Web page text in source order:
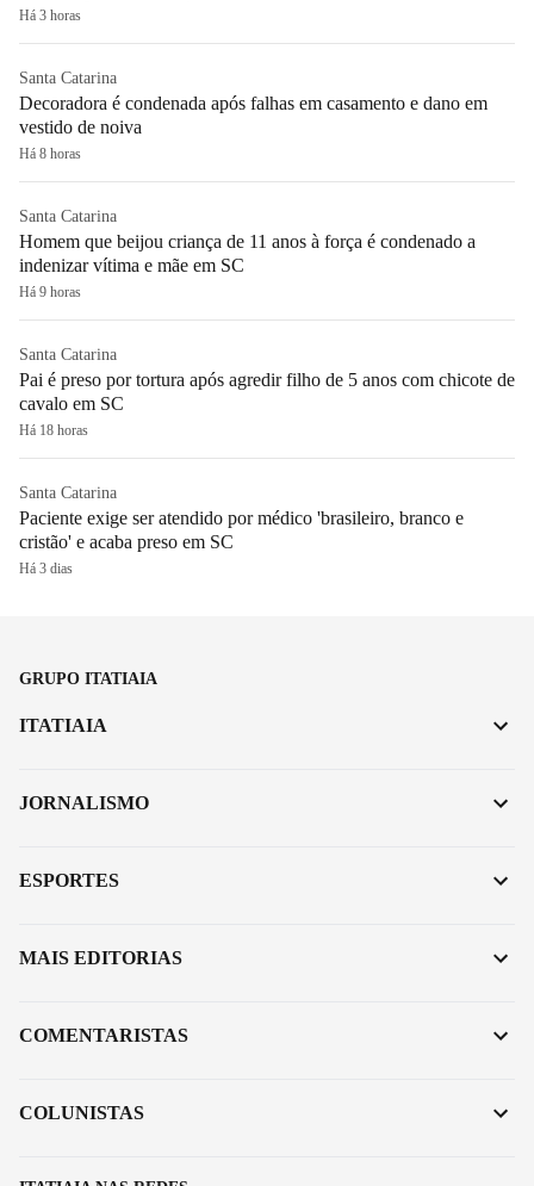
Há 3 horas
Santa Catarina
Decoradora é condenada após falhas em casamento e dano em
vestido de noiva
Há 8 horas
Santa Catarina
Homem que beijou criança de 11 anos à força é condenado a
indenizar vítima e mãe em SC
Há 9 horas
Santa Catarina
Pai é preso por tortura após agredir filho de 5 anos com chicote de
cavalo em SC
Há 18 horas
Santa Catarina
Paciente exige ser atendido por médico 'brasileiro, branco e
cristão' e acaba preso em SC
Há 3 dias
GRUPO ITATIAIA
ITATIAIA
JORNALISMO
ESPORTES
MAIS EDITORIAS
COMENTARISTAS
COLUNISTAS